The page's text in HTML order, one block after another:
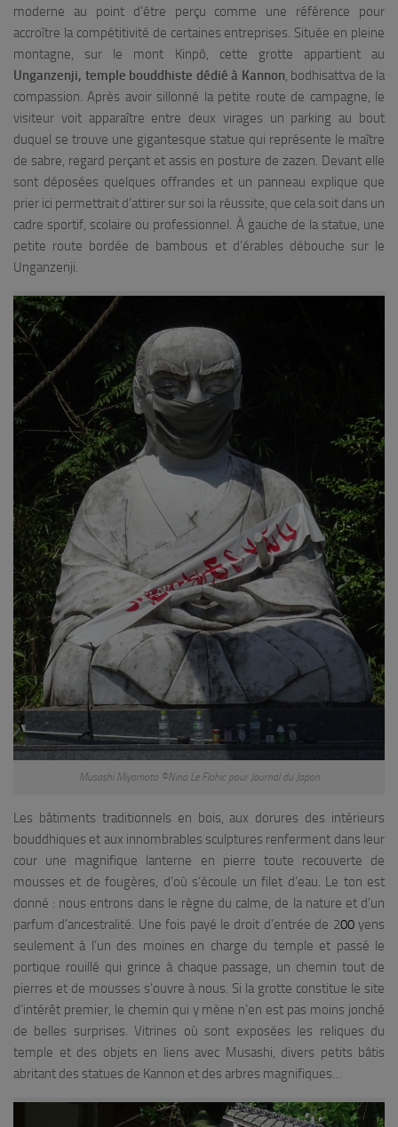
moderne au point d’être perçu comme une référence pour
accroître la compétitivité de certaines entreprises. Située en pleine
montagne, sur le mont Kinpô, cette grotte appartient au
Unganzenji, temple bouddhiste dédié à Kannon, bodhisattva de la
compassion. Après avoir sillonné la petite route de campagne, le
visiteur voit apparaître entre deux virages un parking au bout
duquel se trouve une gigantesque statue qui représente le maître
de sabre, regard perçant et assis en posture de zazen. Devant elle
sont déposées quelques offrandes et un panneau explique que
prier ici permettrait d’attirer sur soi la réussite, que cela soit dans un
cadre sportif, scolaire ou professionnel. À gauche de la statue, une
petite route bordée de bambous et d’érables débouche sur le
Unganzenji.
Musashi Miyamoto ©Nina Le Flohic pour Journal du Japon
Les bâtiments traditionnels en bois, aux dorures des intérieurs
bouddhiques et aux innombrables sculptures renferment dans leur
cour une magnifique lanterne en pierre toute recouverte de
mousses et de fougères, d’où s’écoule un filet d’eau. Le ton est
donné : nous entrons dans le règne du calme, de la nature et d’un
parfum d’ancestralité. Une fois payé le droit d’entrée de 200yens
seulement à l’un des moines en charge du temple et passé le
portique rouillé qui grince à chaque passage, un chemin tout de
pierres et de mousses s’ouvre à nous. Si la grotte constitue le site
d’intérêt premier, le chemin qui y mène n’en est pas moins jonché
de belles surprises. Vitrines où sont exposées les reliques du
temple et des objets en liens avec Musashi, divers petits bâtis
abritant des statues de Kannon et des arbres magnifiques…